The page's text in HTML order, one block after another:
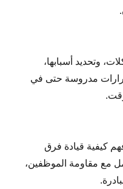
وتحديد أسبابها،
قرارات مدروسة حتى في
كيفية قيادة فرق
مع مقاومة الموظفين،